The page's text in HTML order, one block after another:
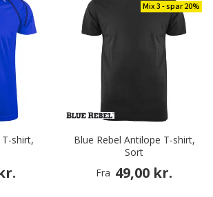
shirt,
Mix 3 - spar 20%
Blue Rebel Antilope T-shirt,
Sort
Fra 49,00 kr.